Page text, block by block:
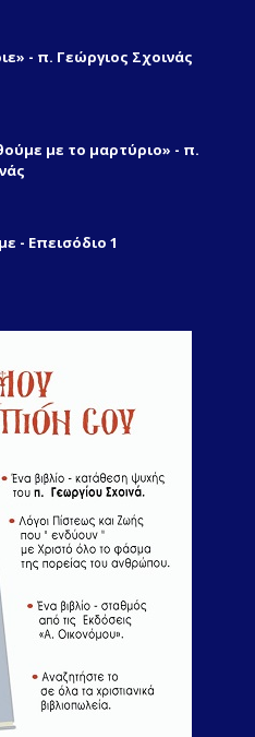
- π. Γεώργιος Σχοινάς
με το μαρτύριο» - π.
- Επεισόδιο 1